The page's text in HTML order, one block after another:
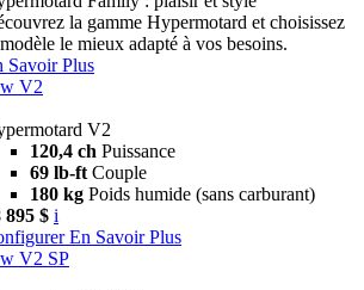
la gamme Hypermotard et choisissez
le mieux adapté à vos besoins.
Savoir Plus
V2
V2
120,4 ch Puissance
69 lb-ft Couple
180 kg Poids humide (sans carburant)
895 $ i
En Savoir Plus
V2 SP